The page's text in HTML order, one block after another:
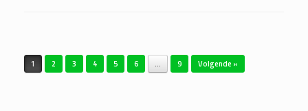
1 2 3 4 5 6 … 9 Volgende »